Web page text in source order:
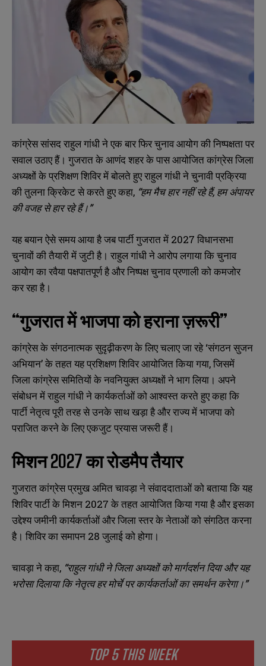
TOP 5 THIS WEEK
कांग्रेस सांसद राहुल गांधी ने एक बार फिर चुनाव आयोग की निष्पक्षता पर
सवाल उठाए हैं। गुजरात के आणंद शहर के पास आयोजित कांग्रेस जिला
अध्यक्षों के प्रशिक्षण शिविर में बोलते हुए राहुल गांधी ने चुनावी प्रक्रिया
की तुलना क्रिकेट से करते हुए कहा, “हम मैच हार नहीं रहे हैं,हम अंपायर
की वजह से हार रहे हैं।”
यह बयान ऐसे समय आया है जब पार्टी गुजरात में 2027 विधानसभा
चुनावों की तैयारी में जुटी है। राहुल गांधी ने आरोप लगाया कि चुनाव
आयोग का रवैया पक्षपातपूर्ण है और निष्पक्ष चुनाव प्रणाली को कमजोर
कर रहा है।
“गुजरात में भाजपा को हराना ज़रूरी”
कांग्रेस के संगठनात्मक सुदृढ़ीकरण के लिए चलाए जा रहे ‘संगठन सुजन
अभियान’ के तहत यह प्रशिक्षण शिविर आयोजित किया गया, जिसमें
जिला कांग्रेस समितियों के नवनियुक्त अध्यक्षों ने भाग लिया। अपने
संबोधन में राहुल गांधी ने कार्यकर्ताओं को आश्वस्त करते हुए कहा कि
पार्टी नेतृत्व पूरी तरह से उनके साथ खड़ा है और राज्य में भाजपा को
पराजित करने के लिए एकजुट प्रयास जरूरी हैं।
मिशन2027का रोडमैप तैयार
गुजरात कांग्रेस प्रमुख अमित चावड़ा ने संवाददाताओं को बताया कि यह
शिविर पार्टी के मिशन 2027 के तहत आयोजित किया गया है और इसका
उद्देश्य जमीनी कार्यकर्ताओं और जिला स्तर के नेताओं को संगठित करना
है। शिविर का समापन 28 जुलाई को होगा।
चावड़ा ने कहा, “राहुल गांधी ने जिला अध्यक्षों को मार्गदर्शन दिया और यह
भरोसा दिलाया कि नेतृत्व हर मोर्चे पर कार्यकर्ताओं का समर्थन करेगा।”